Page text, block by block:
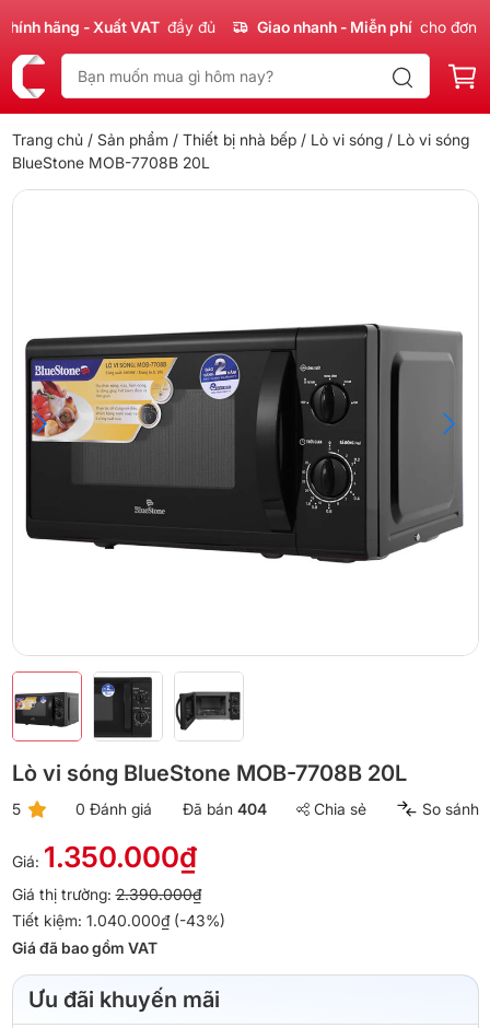
hãng - Xuất VAT đầy đủ Giao nhanh - Miễn phí cho đơn
Trang chủ / Sản phẩm / Thiết bị nhà bếp/ Lò vi sóng/ Lò vi sóng
BlueStone MOB-7708B 20L
Lò vi sóng BlueStone MOB-7708B 20L
5 0 Đánh giá Đã bán 404 Chia sẻ So sánh
Giá: 1.350.000₫
Giá thị trường:2.390.000₫
Tiết kiệm: 1.040.000₫ (-43%)
Giá đã bao gồm VAT
Ưu đãi khuyến mãi